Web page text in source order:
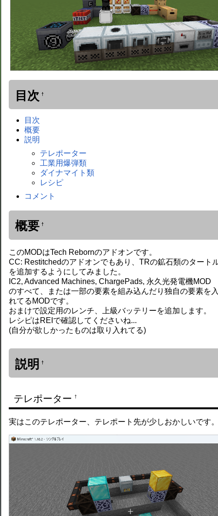
目次 †
目次
概要
説明
テレポーター
工業用爆弾類
ダイナマイト類
レシピ
コメント
概要 †
このMODはTech Rebornのアドオンです。
CC: Restitchedのアドオンでもあり、TRの鉱石類のタート
を追加するようにしてみました。
IC2, Advanced Machines, ChargePads, 永久光発電機MOD
のすべて、または一部の要素を組み込んだり独自の要素を
れてるMODです。
おまけで設定用のレンチ、上級バッテリーを追加します。
レシピはREIで確認してくださいね...
(自分が欲しかったものは取り入れてる)
説明 †
テレポーター †
実はこのテレポーター、テレポート先が少しおかしいです